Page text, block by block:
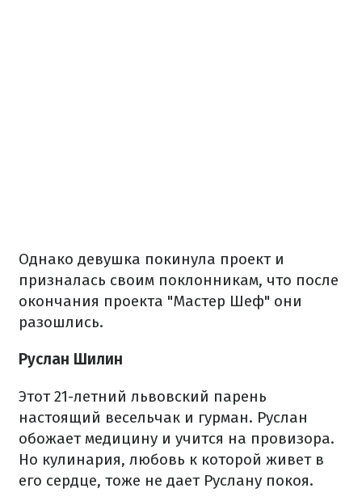
Однако девушка покинула проект и
призналась своим поклонникам, что после
окончания проекта "Мастер Шеф" они
разошлись.
Руслан Шилин
Этот 21-летний львовский парень
настоящий весельчак и гурман. Руслан
обожает медицину и учится на провизора.
Но кулинария, любовь к которой живет в
его сердце, тоже не дает Руслану покоя.